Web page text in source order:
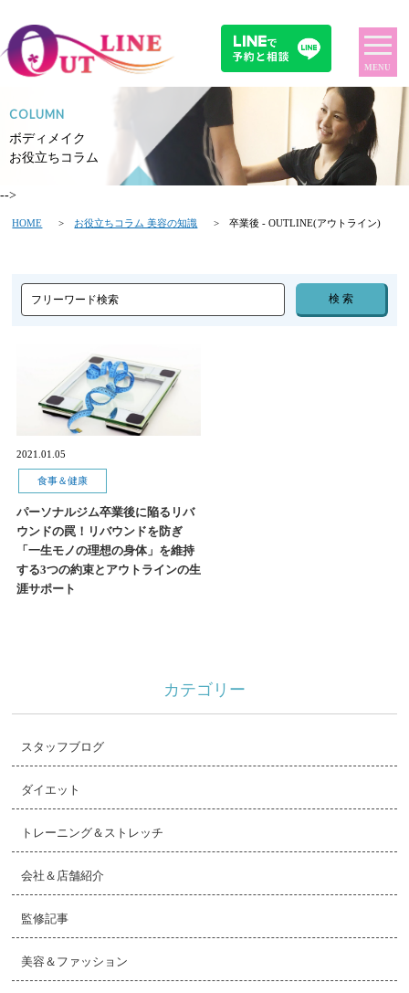
COLUMN
ボディメイク
お役立ちコラム
-->
MENU
HOME > お役立ちコラム 美容の知識 > 卒業後 - OUTLINE(アウトライン)
2021.01.05
食事＆健康
パーソナルジム卒業後に陥るリバ
ウンドの罠！リバウンドを防ぎ
「一生モノの理想の身体」を維持
する3つの約束とアウトラインの生
涯サポート
カテゴリー
スタッフブログ
ダイエット
トレーニング＆ストレッチ
会社＆店舗紹介
監修記事
美容＆ファッション